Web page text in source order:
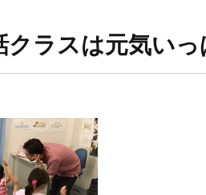
クラスは元気い